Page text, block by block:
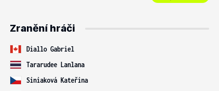
Zranění hráči
Diallo Gabriel
Tararudee Lanlana
Siniaková Kateřina